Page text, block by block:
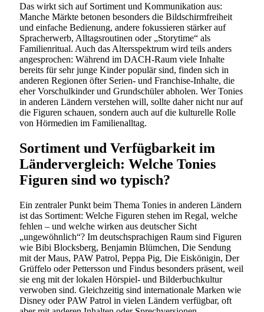
Das wirkt sich auf Sortiment und Kommunikation aus:
Manche Märkte betonen besonders die Bildschirmfreiheit
und einfache Bedienung, andere fokussieren stärker auf
Spracherwerb, Alltagsroutinen oder „Storytime“ als
Familienritual. Auch das Altersspektrum wird teils anders
angesprochen: Während im DACH-Raum viele Inhalte
bereits für sehr junge Kinder populär sind, finden sich in
anderen Regionen öfter Serien- und Franchise-Inhalte, die
eher Vorschulkinder und Grundschüler abholen. Wer Tonies
in anderen Ländern verstehen will, sollte daher nicht nur auf
die Figuren schauen, sondern auch auf die kulturelle Rolle
von Hörmedien im Familienalltag.
Sortiment und Verfügbarkeit im
Ländervergleich: Welche Tonies
Figuren sind wo typisch?
Ein zentraler Punkt beim Thema Tonies in anderen Ländern
ist das Sortiment: Welche Figuren stehen im Regal, welche
fehlen – und welche wirken aus deutscher Sicht
„ungewöhnlich“? Im deutschsprachigen Raum sind Figuren
wie Bibi Blocksberg, Benjamin Blümchen, Die Sendung
mit der Maus, PAW Patrol, Peppa Pig, Die Eiskönigin, Der
Grüffelo oder Pettersson und Findus besonders präsent, weil
sie eng mit der lokalen Hörspiel- und Bilderbuchkultur
verwoben sind. Gleichzeitig sind internationale Marken wie
Disney oder PAW Patrol in vielen Ländern verfügbar, oft